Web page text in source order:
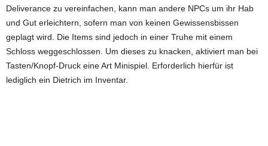
Deliverance zu vereinfachen, kann man andere NPCs um ihr Hab
und Gut erleichtern, sofern man von keinen Gewissensbissen
geplagt wird. Die Items sind jedoch in einer Truhe mit einem
Schloss weggeschlossen. Um dieses zu knacken, aktiviert man bei
Tasten/Knopf-Druck eine Art Minispiel. Erforderlich hierfür ist
lediglich ein Dietrich im Inventar.